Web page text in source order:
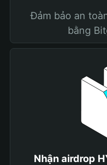
Đảm bảo an
bằng
Nhận airdrop